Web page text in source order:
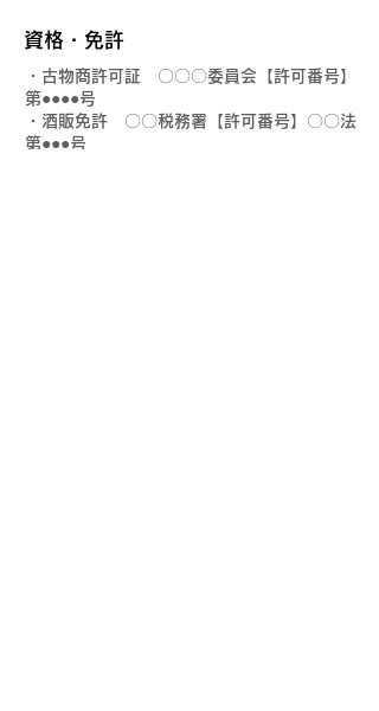
資格・免許
・古物商許可証 〇〇〇委員会【許可番号】
第●●●●号
・酒販免許 〇〇税務署【許可番号】〇〇法
第●●●号